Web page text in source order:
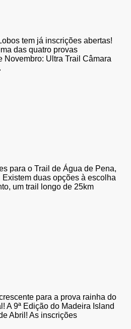
tem já inscrições abertas!
das quatro provas
Novembro: Ultra Trail Câmara
para o Trail de Água de Pena,
duas opções à escolha
um trail longo de 25km
para a prova rainha do
A 9ª Edição do Madeira Island
Abril! As inscrições